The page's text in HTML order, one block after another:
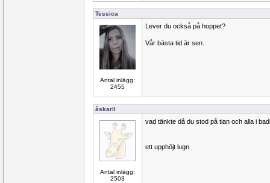
Tessica
Antal inlägg:
2455
Lever du också på hoppet?
Vår bästa tid är sen.
åskarll
Antal inlägg:
2503
vad tänkte då du stod på tian och alla i
ett upphöjt lugn